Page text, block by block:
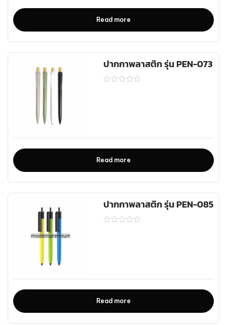
Read more
ปากกาพลาสติก รุ่น PEN-073
Read more
ปากกาพลาสติก รุ่น PEN-085
Read more